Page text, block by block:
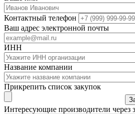
Контактный телефон
Ваш адрес электронной почты
ИНН
Название компании
Прикрепить список закупок
Интересующие производители через